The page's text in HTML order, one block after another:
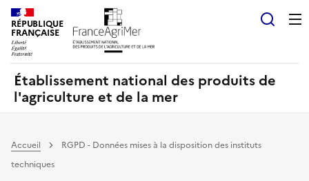
RÉPUBLIQUE
FRANÇAISE
Établissement national des produits de
l'agriculture et de la mer
Accueil
RGPD - Données mises à la disposition des instituts
techniques
Panneau de gestion des cookies